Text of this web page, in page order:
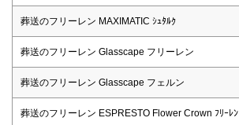
葬送のフリーレン MAXIMATIC ｼｭﾀﾙｸ
葬送のフリーレン Glasscape フリーレン
葬送のフリーレン Glasscape フェルン
葬送のフリーレン ESPRESTO Flower Crown ﾌﾘｰﾚﾝ